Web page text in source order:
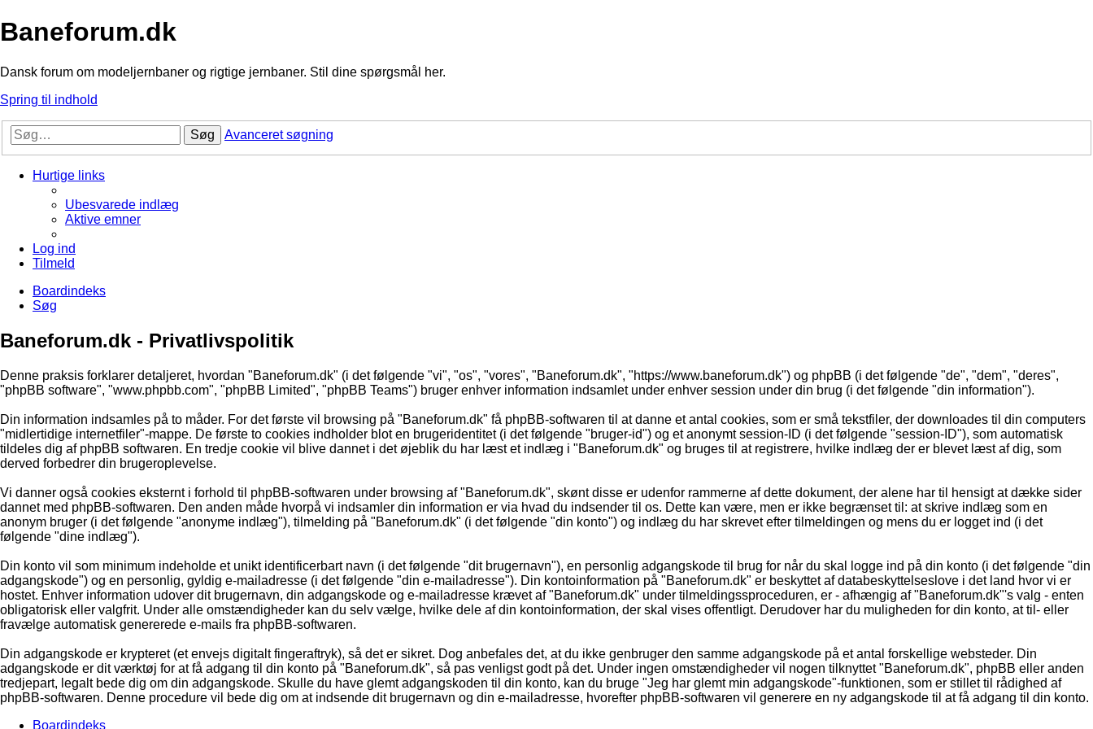
Baneforum.dk
Dansk forum om modeljernbaner og rigtige jernbaner. Stil dine spørgsmål her.
Spring til indhold
Søg Avanceret søgning
Hurtige links
Ubesvarede indlæg
Aktive emner
Log ind
Tilmeld
Boardindeks
Søg
Baneforum.dk - Privatlivspolitik
Denne praksis forklarer detaljeret, hvordan "Baneforum.dk" (i det følgende "vi", "os", "vores", "Baneforum.dk", "https://www.baneforum.dk") og phpBB (i det følgende "de", "dem", "deres",
"phpBB software", "www.phpbb.com", "phpBB Limited", "phpBB Teams") bruger enhver information indsamlet under enhver session under din brug (i det følgende "din information").
Din information indsamles på to måder. For det første vil browsing på "Baneforum.dk" få phpBB-softwaren til at danne et antal cookies, som er små tekstfiler, der downloades til din computers
"midlertidige internetfiler"-mappe. De første to cookies indholder blot en brugeridentitet (i det følgende "bruger-id") og et anonymt session-ID (i det følgende "session-ID"), som automatisk
tildeles dig af phpBB softwaren. En tredje cookie vil blive dannet i det øjeblik du har læst et indlæg i "Baneforum.dk" og bruges til at registrere, hvilke indlæg der er blevet læst af dig, som
derved forbedrer din brugeroplevelse.
Vi danner også cookies eksternt i forhold til phpBB-softwaren under browsing af "Baneforum.dk", skønt disse er udenfor rammerne af dette dokument, der alene har til hensigt at dække sider
dannet med phpBB-softwaren. Den anden måde hvorpå vi indsamler din information er via hvad du indsender til os. Dette kan være, men er ikke begrænset til: at skrive indlæg som en
anonym bruger (i det følgende "anonyme indlæg"), tilmelding på "Baneforum.dk" (i det følgende "din konto") og indlæg du har skrevet efter tilmeldingen og mens du er logget ind (i det
følgende "dine indlæg").
Din konto vil som minimum indeholde et unikt identificerbart navn (i det følgende "dit brugernavn"), en personlig adgangskode til brug for når du skal logge ind på din konto (i det følgende "din
adgangskode") og en personlig, gyldig e-mailadresse (i det følgende "din e-mailadresse"). Din kontoinformation på "Baneforum.dk" er beskyttet af databeskyttelseslove i det land hvor vi er
hostet. Enhver information udover dit brugernavn, din adgangskode og e-mailadresse krævet af "Baneforum.dk" under tilmeldingssproceduren, er - afhængig af "Baneforum.dk"'s valg - enten
obligatorisk eller valgfrit. Under alle omstændigheder kan du selv vælge, hvilke dele af din kontoinformation, der skal vises offentligt. Derudover har du muligheden for din konto, at til- eller
fravælge automatisk genererede e-mails fra phpBB-softwaren.
Din adgangskode er krypteret (et envejs digitalt fingeraftryk), så det er sikret. Dog anbefales det, at du ikke genbruger den samme adgangskode på et antal forskellige websteder. Din
adgangskode er dit værktøj for at få adgang til din konto på "Baneforum.dk", så pas venligst godt på det. Under ingen omstændigheder vil nogen tilknyttet "Baneforum.dk", phpBB eller anden
tredjepart, legalt bede dig om din adgangskode. Skulle du have glemt adgangskoden til din konto, kan du bruge "Jeg har glemt min adgangskode"-funktionen, som er stillet til rådighed af
phpBB-softwaren. Denne procedure vil bede dig om at indsende dit brugernavn og din e-mailadresse, hvorefter phpBB-softwaren vil generere en ny adgangskode til at få adgang til din konto.
Boardindeks